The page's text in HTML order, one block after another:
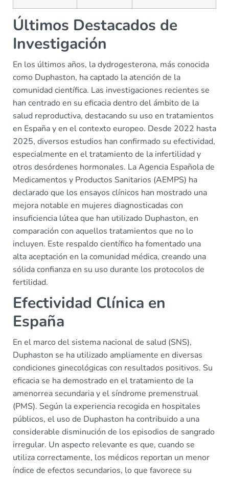
Últimos Destacados de
Investigación
En los últimos años, la dydrogesterona, más conocida
como Duphaston, ha captado la atención de la
comunidad científica. Las investigaciones recientes se
han centrado en su eficacia dentro del ámbito de la
salud reproductiva, destacando su uso en tratamientos
en España y en el contexto europeo. Desde 2022 hasta
2025, diversos estudios han confirmado su efectividad,
especialmente en el tratamiento de la infertilidad y
otros desórdenes hormonales. La Agencia Española de
Medicamentos y Productos Sanitarios (AEMPS) ha
declarado que los ensayos clínicos han mostrado una
mejora notable en mujeres diagnosticadas con
insuficiencia lútea que han utilizado Duphaston, en
comparación con aquellos tratamientos que no lo
incluyen. Este respaldo científico ha fomentado una
alta aceptación en la comunidad médica, creando una
sólida confianza en su uso durante los protocolos de
fertilidad.
Efectividad Clínica en
España
En el marco del sistema nacional de salud (SNS),
Duphaston se ha utilizado ampliamente en diversas
condiciones ginecológicas con resultados positivos. Su
eficacia se ha demostrado en el tratamiento de la
amenorrea secundaria y el síndrome premenstrual
(PMS). Según la experiencia recogida en hospitales
públicos, el uso de Duphaston ha contribuido a una
considerable disminución de los episodios de sangrado
irregular. Un aspecto relevante es que, cuando se
utiliza correctamente, los médicos reportan un menor
índice de efectos secundarios, lo que favorece su